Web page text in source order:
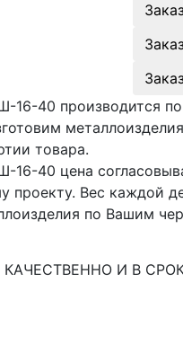
40 производится
товара.
40 цена
проекту. Вес каждой
по Вашим
И В